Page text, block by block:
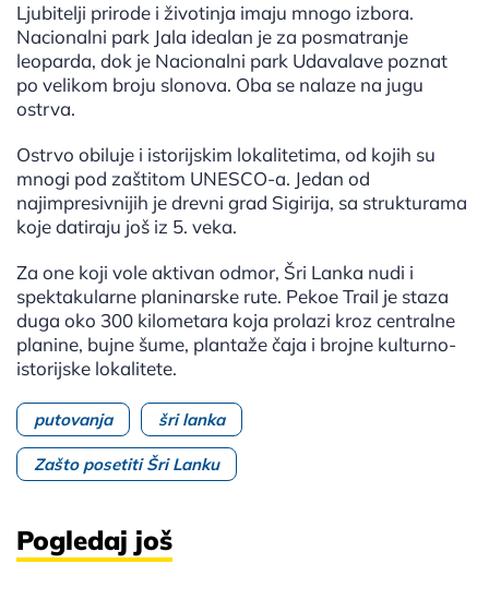
Ljubitelji prirode i životinja imaju mnogo izbora.
Nacionalni park Jala idealan je za posmatranje
leoparda, dok je Nacionalni park Udavalave poznat
po velikom broju slonova. Oba se nalaze na jugu
ostrva.
Ostrvo obiluje i istorijskim lokalitetima, od kojih su
mnogi pod zaštitom UNESCO-a. Jedan od
najimpresivnijih je drevni grad Sigirija, sa strukturama
koje datiraju još iz 5. veka.
Za one koji vole aktivan odmor, Šri Lanka nudi i
spektakularne planinarske rute. Pekoe Trail je staza
duga oko 300 kilometara koja prolazi kroz centralne
planine, bujne šume, plantaže čaja i brojne kulturno-
istorijske lokalitete.
putovanja šri lanka
Zašto posetiti Šri Lanku
Pogledaj još